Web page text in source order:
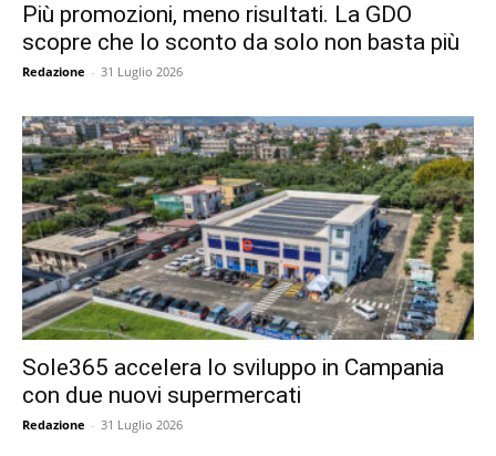
Più promozioni, meno risultati. La GDO
scopre che lo sconto da solo non basta più
Redazione - 31 Luglio 2026
Sole365 accelera lo sviluppo in Campania
con due nuovi supermercati
Redazione - 31 Luglio 2026